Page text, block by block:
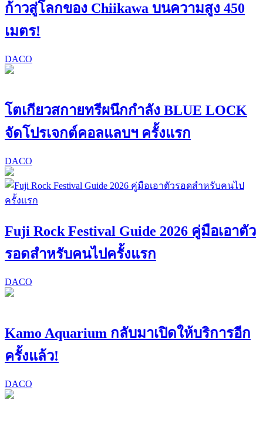
ก้าวสู่โลกของ Chiikawa บนความสูง 450
เมตร!
DACO
โตเกียวสกายทรีผนึกกำลัง BLUE LOCK
จัดโปรเจกต์คอลแลบฯ ครั้งแรก
DACO
Fuji Rock Festival Guide 2026 คู่มือเอาตัว
รอดสำหรับคนไปครั้งแรก
DACO
Kamo Aquarium กลับมาเปิดให้บริการอีก
ครั้งแล้ว!
DACO